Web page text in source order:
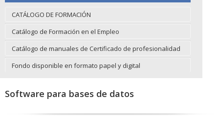
CATÁLOGO DE FORMACIÓN
Catálogo de Formación en el Empleo
Catálogo de manuales de Certificado de profesionalidad
Fondo disponible en formato papel y digital
Software para bases de datos